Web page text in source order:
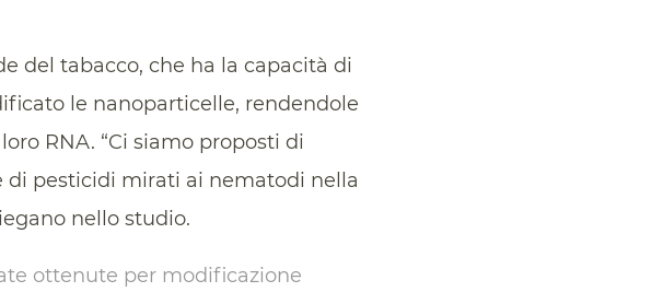
del tabacco, che ha la capacità di
le nanoparticelle, rendendole
RNA. “Ci siamo proposti di
pesticidi mirati ai nematodi nella
nello studio.
ottenute per modificazione